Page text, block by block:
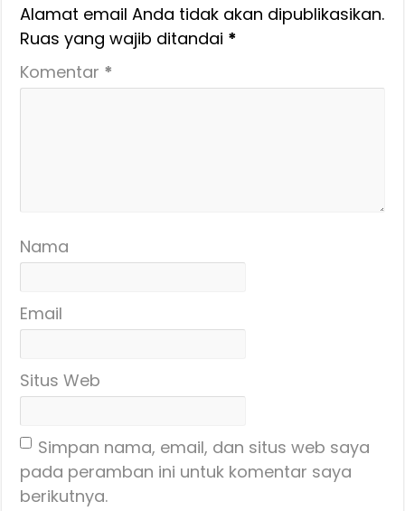
Alamat email Anda tidak akan dipublikasikan.
Ruas yang wajib ditandai *
Komentar *
Nama
Email
Situs Web
Simpan nama, email, dan situs web saya
pada peramban ini untuk komentar saya
berikutnya.